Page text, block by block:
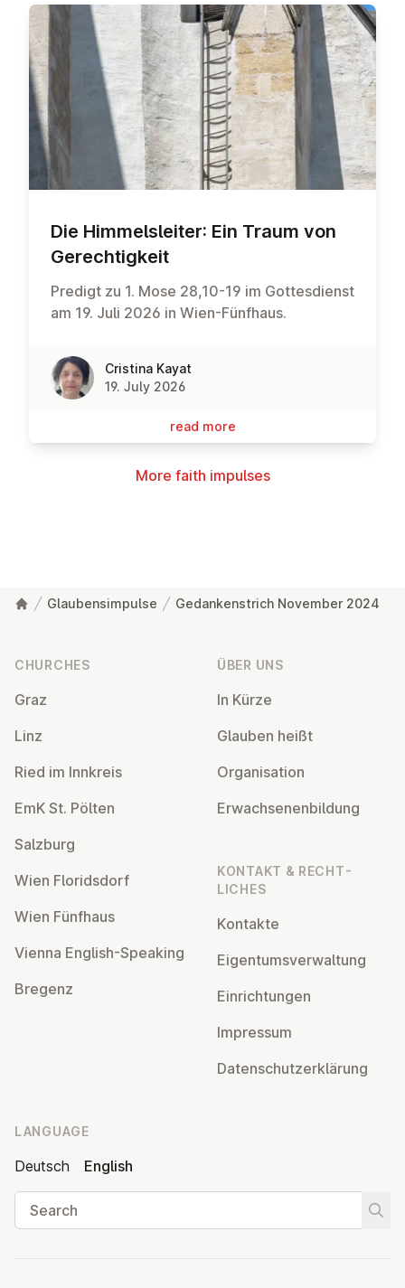
Die Him­melsleit­er: Ein Traum von
Gerechtigkeit
Predigt zu 1. Mose 28,10-19 im Gottesdienst
am 19. Juli 2026 in Wien-Fünfhaus.
Cristina Kayat
19. July 2026
read more
More faith impulses
Glaubensimpulse Gedankenstrich November 2024
CHURCHES
Graz
Linz
Ried im Innkreis
EmK St. Pölten
Salzburg
Wien Flor­idsdorf
Wien Fünfhaus
Vienna English-Speaking
Bregenz
ÜBER UNS
In Kürze
Glauben heißt
Or­gan­isa­tion
Er­wach­sen­en­bildung
KONTAKT & RECHT­
LICHES
Kontakte
Ei­gentums­ver­wal­tung
Ein­rich­tun­gen
Impressum
Datens­chutzerklärung
LANGUAGE
Deutsch
English
Search